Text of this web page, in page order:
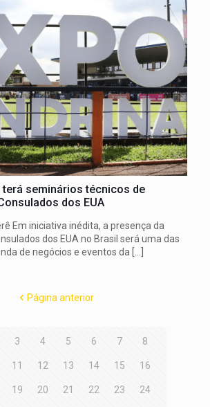
terá seminários técnicos de
dos EUA
Em iniciativa inédita, a presença da
dos EUA no Brasil será uma das
de negócios e eventos da […]
Página anterior
3 4 5 6 7 8
11 12 13 14 15 16
19 20 21 22 23 24